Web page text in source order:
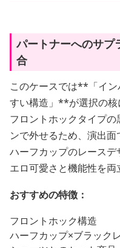
パートナーへのサプ
合
このケースでは**「イ
すい構造」**が選択の核
フロントホックタイプ
ンで外せるため、演出面
ハーフカップのレースデ
エロ可愛さと機能性を両
おすすめの特徴：
フロントホック構造
ハーフカップ×ブラック